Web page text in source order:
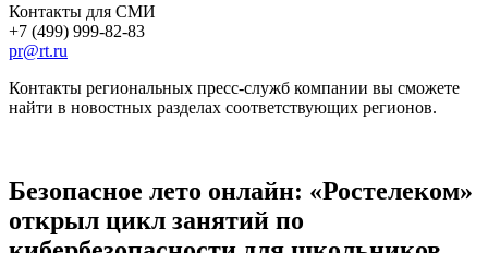
Контакты для СМИ
+7 (499) 999-82-83
pr@rt.ru
Контакты региональных пресс-служб компании вы сможете
найти в новостных разделах соответствующих регионов.
Безопасное лето онлайн: «Ростелеком»
открыл цикл занятий по